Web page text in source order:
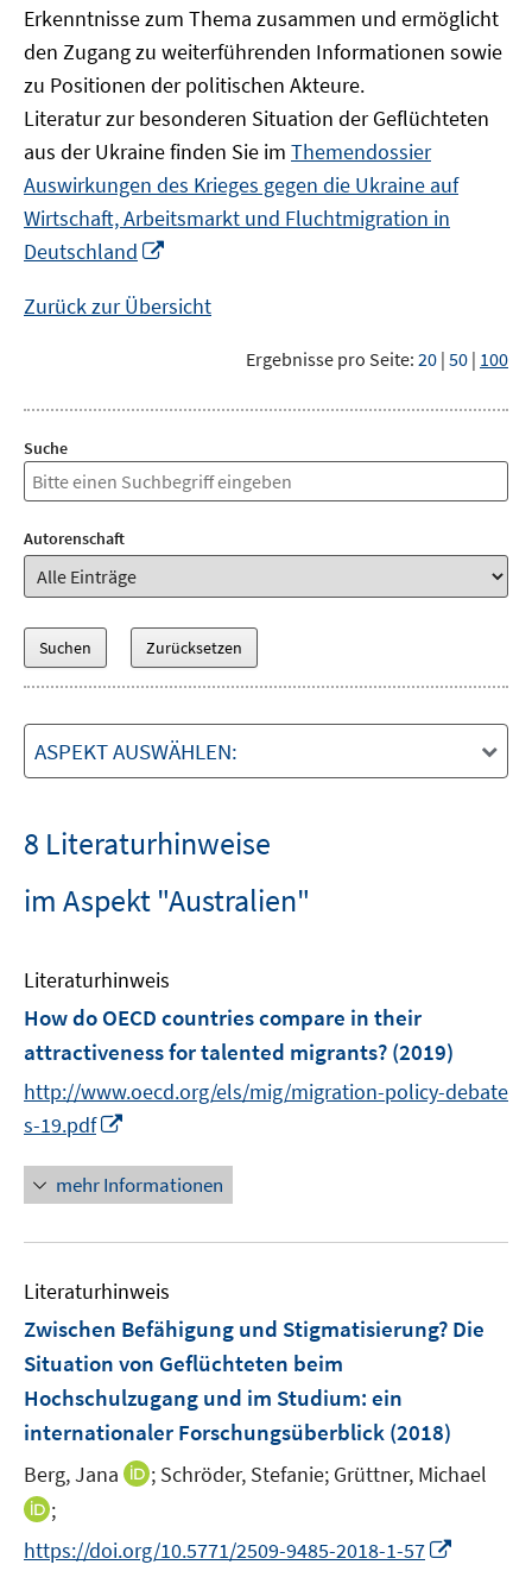
Erkenntnisse zum Thema zusammen und ermöglicht
den Zugang zu weiterführenden Informationen sowie
zu Positionen der politischen Akteure.
Literatur zur besonderen Situation der Geflüchteten
aus der Ukraine finden Sie im Themendossier
Auswirkungen des Krieges gegen die Ukraine auf
Wirtschaft, Arbeitsmarkt und Fluchtmigration in
Deutschland
Fenster
Zurück zur Übersicht
Ergebnisse pro Seite: 20 | 50 | 100
Suche
Autorenschaft
ASPEKT AUSWÄHLEN:
8 Literaturhinweise
im Aspekt "Australien"
Literaturhinweis
How do OECD countries compare in their
attractiveness for talented migrants? (2019)
http://www.oecd.org/els/mig/migration-policy-debate
s-19.pdf
n
e
u
m
F
n
s
t
e
r
f
mehr Informationen
Literaturhinweis
Zwischen Befähigung und Stigmatisierung? Die
Situation von Geflüchteten beim
Hochschulzugang und im Studium: ein
internationaler Forschungsüberblick (2018)
Berg, Jana
I
e
; Schröder, Stefanie; Grüttner, Michael
I;
https://doi.org/10.5771/2509-9485-2018-1-57